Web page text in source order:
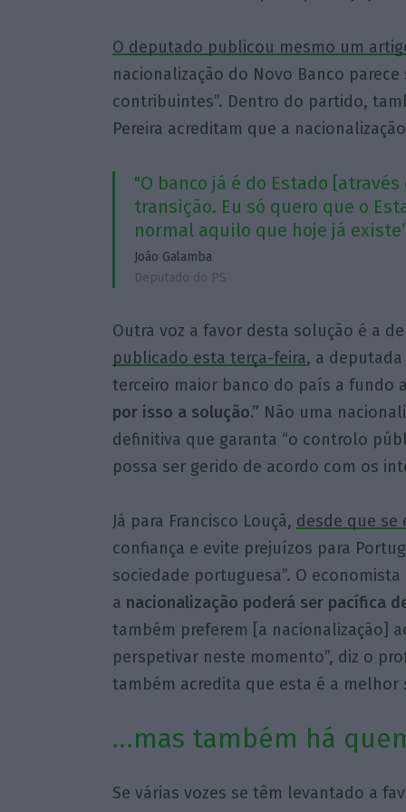
O deputado publicou mesmo um
nacionalização do Novo Banco
contribuintes”. Dentro do partido,
Pereira acreditam que a
"O banco já é do Estado
transição. Eu só quero que o
normal aquilo que hoje já
João Galamba
Deputado do PS
Outra voz a favor desta solução é a
publicado esta terça-feira, a
terceiro maior banco do país a fundo
por isso a solução.” Não uma
definitiva que garanta “o controlo
possa ser gerido de acordo com os
Já para Francisco Louçã, desde que se
confiança e evite prejuízos para
sociedade portuguesa”. O
a nacionalização poderá ser pacífica
também preferem [a nacionalização]
perspetivar neste momento”, diz o
também acredita que esta é a melhor
…mas também há
Se várias vozes se têm levantado a